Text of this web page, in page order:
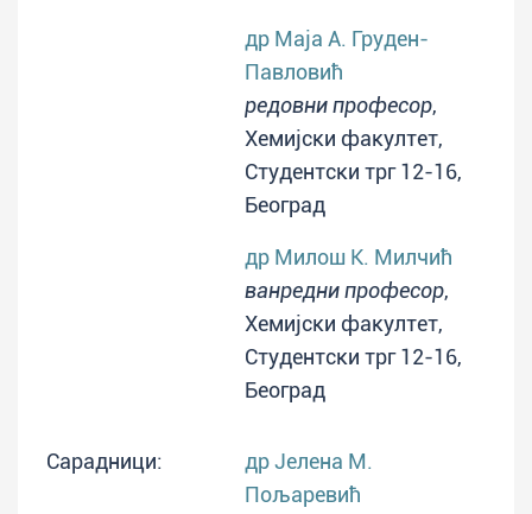
др Маја А. Груден-
Павловић
редовни професор,
Хемијски факултет,
Студентски трг 12-16,
Београд
др Милош К. Милчић
ванредни професор,
Хемијски факултет,
Студентски трг 12-16,
Београд
Сарадници:
др Јелена М.
Пољаревић